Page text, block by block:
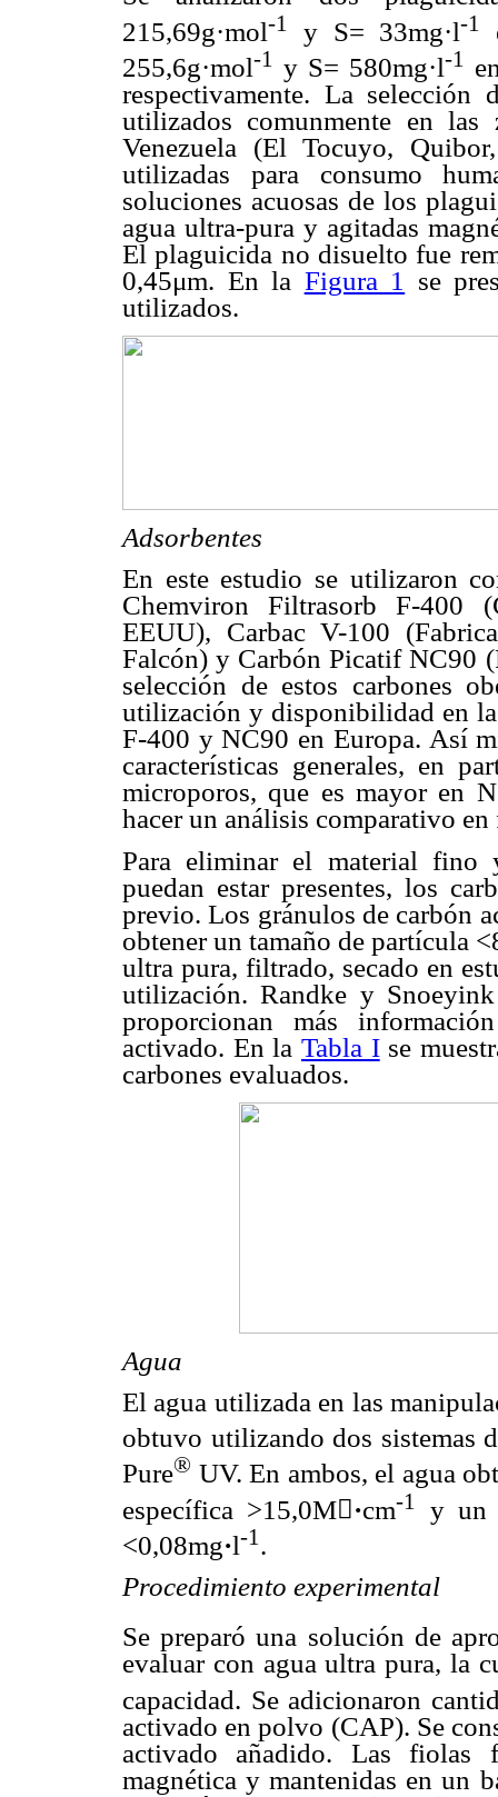
215,69g·mol-1 y S= 33mg·l-1
255,6g·mol-1 y S= 580mg·l-1
respectivamente. La selección
utilizados comunmente en las
Venezuela (El Tocuyo,
utilizadas para consumo
soluciones acuosas de los
agua ultra-pura y agitadas
El plaguicida no disuelto fue
0,45μm. En la Figura 1
se
utilizados.
Adsorbentes
En este estudio se utilizaron
Chemviron Filtrasorb F-400
EEUU), Carbac V-100
Falcón) y Carbón Picatif NC90
selección de estos carbones
utilización y disponibilidad en
F-400 y NC90 en Europa. Así
características generales, en
microporos, que es mayor en
hacer un análisis comparativo
Para eliminar el material fino
puedan estar presentes, los
previo. Los gránulos de carbón
obtener un tamaño de partícula
ultra pura, filtrado, secado en
utilización. Randke y
proporcionan más
activado. En la Tabla Ise
carbones evaluados.
Agua
El agua utilizada en las
obtuvo utilizando dos sistemas
Pure® UV. En ambos, el agua
específica >15,0M·cm-1
y un
<0,08mg·l-1 .
Procedimiento experimental
Se preparó una solución de
evaluar con agua ultra pura, la
capacidad. Se adicionaron
activado en polvo (CAP). Se
activado añadido. Las fiolas
magnética y mantenidas en un